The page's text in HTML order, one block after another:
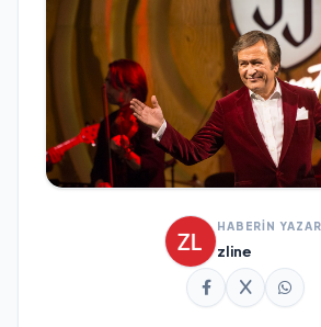
HABERİN YAZARI
zline